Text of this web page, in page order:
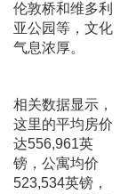
伦敦桥和维多利
亚公园等，文化
气息浓厚。
相关数据显示，
这里的平均房价
达556,961英
镑，公寓均价
523,534英镑，